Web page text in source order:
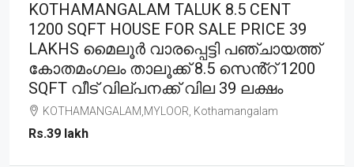
KOTHAMANGALAM TALUK 8.5 CENT
1200 SQFT HOUSE FOR SALE PRICE 39
LAKHS മൈലൂർ വാരപ്പെട്ടി പഞ്ചായത്ത്
കോതമംഗലം താലൂക്ക് 8.5 സെൻ്റ് 1200
SQFT വീട് വില്പനക്ക് വില 39 ലക്ഷം
KOTHAMANGALAM,MYLOOR, Kothamangalam
Rs.39 lakh